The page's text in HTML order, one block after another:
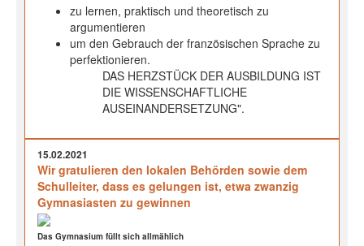
zu lernen, praktisch und theoretisch zu
argumentieren
um den Gebrauch der französischen Sprache zu
perfektionieren.
DAS HERZSTÜCK DER AUSBILDUNG IST
DIE WISSENSCHAFTLICHE
AUSEINANDERSETZUNG".
15.02.2021
Wir gratulieren den lokalen Behörden sowie dem
Schulleiter, dass es gelungen ist, etwa zwanzig
Gymnasiasten zu gewinnen
Das Gymnasium füllt sich allmählich